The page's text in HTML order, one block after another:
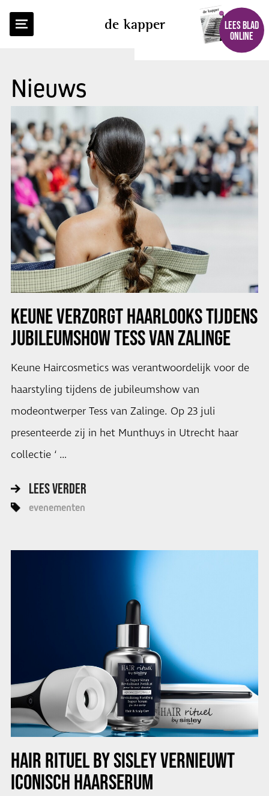
de kapper
LEES BLAD
ONLINE
Nieuws
KEUNE VERZORGT HAARLOOKS TIJDENS
JUBILEUMSHOW TESS VAN ZALINGE
Keune Haircosmetics was verantwoordelijk voor de
haarstyling tijdens de jubileumshow van
modeontwerper Tess van Zalinge. Op 23 juli
presenteerde zij in het Munthuys in Utrecht haar
collectie ‘ …
LEES VERDER
evenementen
HAIR RITUEL BY SISLEY VERNIEUWT
ICONISCH HAARSERUM